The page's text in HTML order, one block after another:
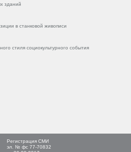
зданий
в станковой живописи
стиля социокультурного события
Регистрация СМИ
эл. № фс 77-70832